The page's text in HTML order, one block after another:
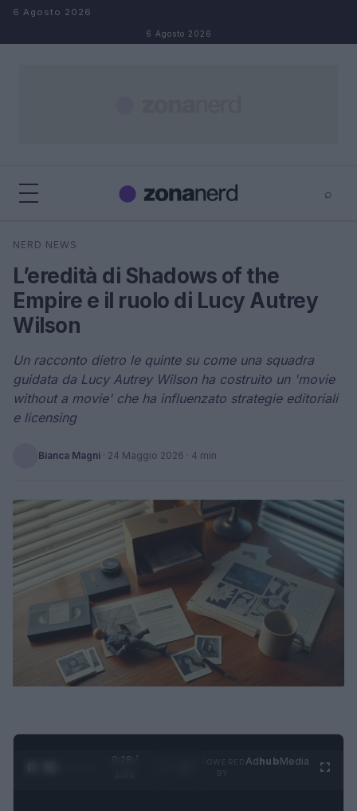
Salta al contenuto
6 Agosto 2026
6 Agosto 2026
⌕
Cerca
NERD NEWS
L’eredità di Shadows of the
Empire e il ruolo di Lucy Autrey
Wilson
Un racconto dietro le quinte su come una squadra
guidata da Lucy Autrey Wilson ha costruito un 'movie
without a movie' che ha influenzato strategie editoriali
e licensing
Bianca Magni · 24 Maggio 2026 · 4 min
0:29 /
AdhubMedia